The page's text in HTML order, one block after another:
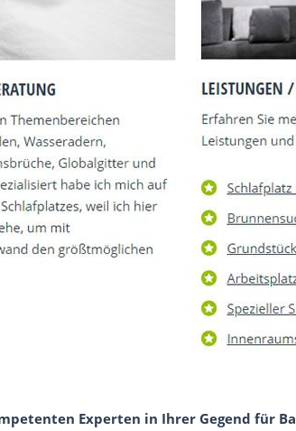
Experten in Ihrer Gegend für